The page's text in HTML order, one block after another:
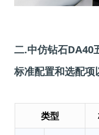
二.中仿钻石DA40
标准配置和选配项
类型